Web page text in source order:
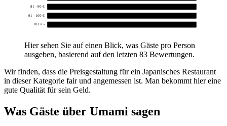
81 - 90 €
91 - 100 €
101 € -
Hier sehen Sie auf einen Blick, was Gäste pro Person
ausgeben, basierend auf den letzten 83 Bewertungen.
Wir finden, dass die Preisgestaltung für ein Japanisches Restaurant
in dieser Kategorie fair und angemessen ist. Man bekommt hier eine
gute Qualität für sein Geld.
Was Gäste über Umami sagen